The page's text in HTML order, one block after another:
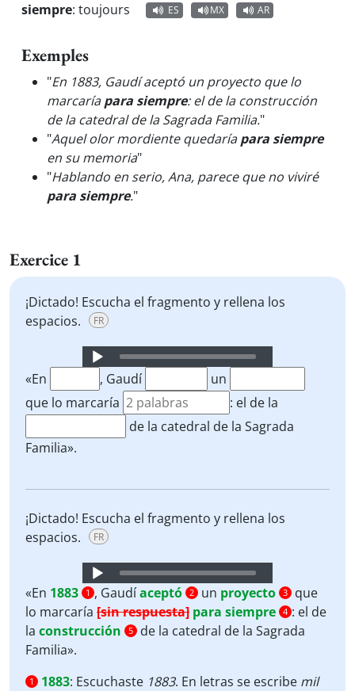
siempre: toujours ES MX AR
Exemples
"En 1883, Gaudí aceptó un proyecto que lo
marcaríapara siempre: el de la construcción
de la catedral de la Sagrada Familia."
"Aquel olor mordiente quedaríapara siempre
en su memoria"
"Hablando en serio, Ana, parece que no viviré
para siempre."
Exercice 1
¡Dictado! Escucha el fragmento y rellena los
espacios.
FR
Audio
Player
«En , Gaudí
un
que lo marcaría
: el de la
de la catedral de la Sagrada
Familia».
¡Dictado! Escucha el fragmento y rellena los
espacios.
FR
Audio
Player
«En 1883 1 , Gaudíaceptó 2 un proyecto 3
que
lo marcaría [sin respuesta] para siempre 4 : el de
la construcción 5
de la catedral de la Sagrada
Familia».
1 1883: Escuchaste 1883. En letras se escribe mil